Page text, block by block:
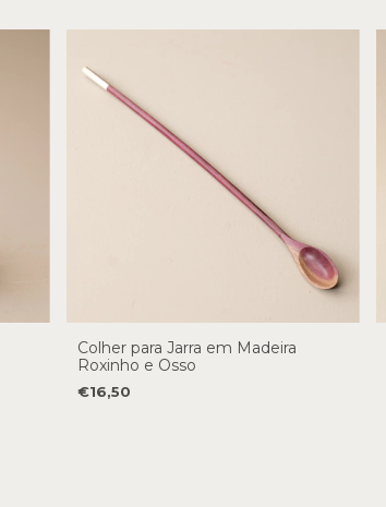
Colher para Jarra em Madeira
Roxinho e Osso
€16,50